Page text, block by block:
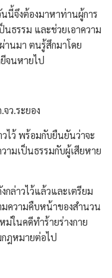
นนี้จึงต้องมาหาท่านผู้การ
ธรรม และช่วยเอาความ
นมา ตนรู้สึกมาโดย
จนหายไป
ว.ระยอง
วไว้ พร้อมกับยืนยันว่าจะ
ามเป็นธรรมกับผู้เสียหาย
กล่าวไว้แล้วและเตรียม
ความคืบหน้าของสำนวน
ในคดีทำร้ายร่างกาย
กฎหมายต่อไป